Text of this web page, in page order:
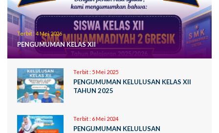
Terbit : 4 Mei 2026
PENGUMUMAN KELAS XII
Terbit : 5 Mei 2025
PENGUMUMAN KELULUSAN KELAS XII
TAHUN 2025
Terbit : 6 Mei 2024
PENGUMUMAN KELULUSAN